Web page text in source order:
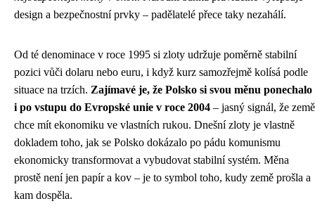
design a bezpečnostní prvky – padělatelé přece taky nezahálí.
Od té denominace v roce 1995 si zloty udržuje poměrně stabilní
pozici vůči dolaru nebo euru, i když kurz samozřejmě kolísá podle
situace na trzích. Zajímavé je, že Polsko si svou měnu ponechalo
i po vstupu do Evropské unie v roce 2004 – jasný signál, že země
chce mít ekonomiku ve vlastních rukou. Dnešní zloty je vlastně
dokladem toho, jak se Polsko dokázalo po pádu komunismu
ekonomicky transformovat a vybudovat stabilní systém. Měna
prostě není jen papír a kov – je to symbol toho, kudy země prošla a
kam dospěla.